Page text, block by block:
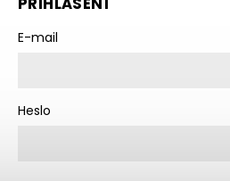
E-mail
Heslo